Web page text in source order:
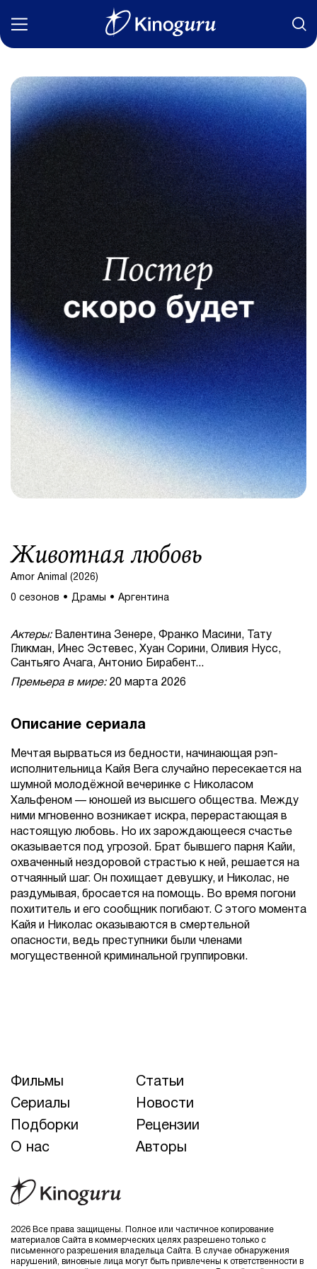
Фильмы
Статьи
Сериалы
Новости
Подборки
Рецензии
О нас
Авторы
Животная любовь
Amor Animal (2026)
0 сезонов Драмы Аргентина
Актеры:Валентина Зенере, Франко Масини, Тату
Гликман, Инес Эстевес, Хуан Сорини, Оливия Нусс,
Сантьяго Ачага, Антонио Бирабент...
Премьера в мире:20 марта 2026
Описание сериала
Мечтая вырваться из бедности, начинающая рэп-
исполнительница Кайя Вега случайно пересекается на
шумной молодёжной вечеринке с Николасом
Хальфеном — юношей из высшего общества. Между
ними мгновенно возникает искра, перерастающая в
настоящую любовь. Но их зарождающееся счастье
оказывается под угрозой. Брат бывшего парня Кайи,
охваченный нездоровой страстью к ней, решается на
отчаянный шаг. Он похищает девушку, и Николас, не
раздумывая, бросается на помощь. Во время погони
похититель и его сообщник погибают. С этого момента
Кайя и Николас оказываются в смертельной
опасности, ведь преступники были членами
могущественной криминальной группировки.
2026 Все права защищены. Полное или частичное копирование
материалов Сайта в коммерческих целях разрешено только с
письменного разрешения владельца Сайта. В случае обнаружения
нарушений, виновные лица могут быть привлечены к ответственности в
Фильмы
Статьи
Сериалы
Новости
Подборки
Рецензии
О нас
Авторы